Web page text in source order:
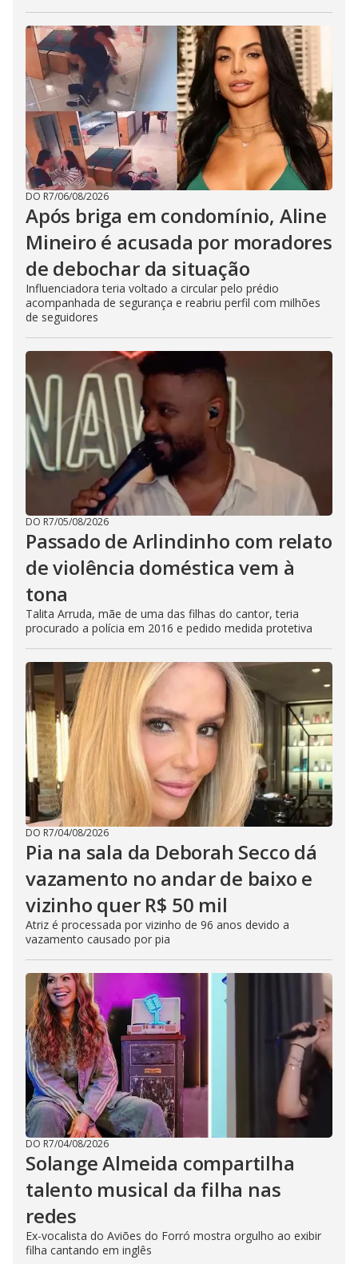
DO R7/06/08/2026
Após briga em condomínio, Aline
Mineiro é acusada por moradores
de debochar da situação
Influenciadora teria voltado a circular pelo prédio
acompanhada de segurança e reabriu perfil com milhões
de seguidores
DO R7/05/08/2026
Passado de Arlindinho com relato
de violência doméstica vem à
tona
Talita Arruda, mãe de uma das filhas do cantor, teria
procurado a polícia em 2016 e pedido medida protetiva
DO R7/04/08/2026
Pia na sala da Deborah Secco dá
vazamento no andar de baixo e
vizinho quer R$ 50 mil
Atriz é processada por vizinho de 96 anos devido a
vazamento causado por pia
DO R7/04/08/2026
Solange Almeida compartilha
talento musical da filha nas
redes
Ex-vocalista do Aviões do Forró mostra orgulho ao exibir
filha cantando em inglês